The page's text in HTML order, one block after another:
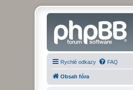
Rychlé odkazy FAQ
Obsah fóra